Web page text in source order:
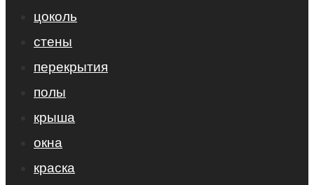
цоколь
стены
перекрытия
полы
крыша
окна
краска